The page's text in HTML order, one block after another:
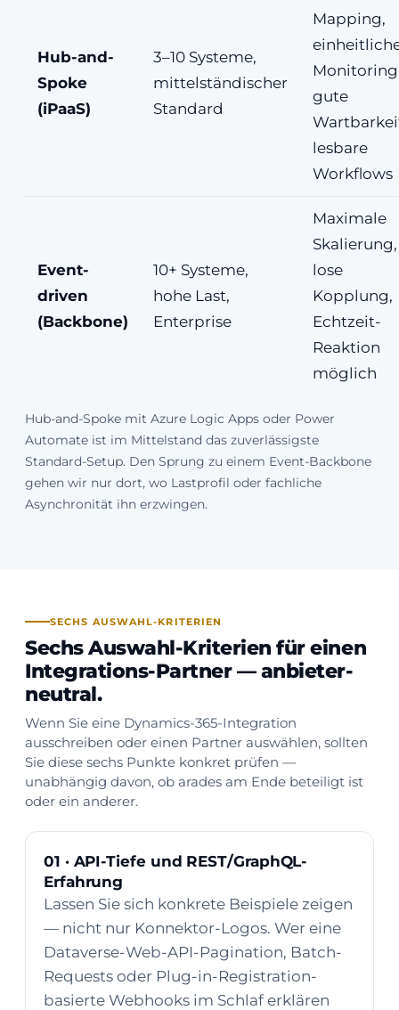
Hub-and-
Spoke
(iPaaS)
3–10 Systeme,
mittelständischer
Standard
Mapping,
gute
lesbare
Workflows
Event-
driven
(Backbone)
10+ Systeme,
hohe Last,
Enterprise
Maximale
Skalierung,
lose
Kopplung,
Echtzeit-
Reaktion
möglich
Hub-and-Spoke mit Azure Logic Apps oder Power
Automate ist im Mittelstand das zuverlässigste
Standard-Setup. Den Sprung zu einem Event-Backbone
gehen wir nur dort, wo Lastprofil oder fachliche
Asynchronität ihn erzwingen.
SECHS AUSWAHL-KRITERIEN
Sechs Auswahl-Kriterien für einen
Integrations-Partner — anbieter-
neutral.
Wenn Sie eine Dynamics-365-Integration
ausschreiben oder einen Partner auswählen, sollten
Sie diese sechs Punkte konkret prüfen —
unabhängig davon, ob arades am Ende beteiligt ist
oder ein anderer.
01 · API-Tiefe und REST/GraphQL-
Erfahrung
Lassen Sie sich konkrete Beispiele zeigen
— nicht nur Konnektor-Logos. Wer eine
Dataverse-Web-API-Pagination, Batch-
Requests oder Plug-in-Registration-
basierte Webhooks im Schlaf erklären